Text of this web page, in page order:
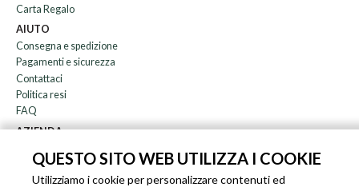
QUESTO SITO WEB UTILIZZA I COOKIE
Utilizziamo i cookie per personalizzare contenuti ed
Carta Regalo
AIUTO
Consegna e spedizione
Pagamenti e sicurezza
Contattaci
Politica resi
FAQ
AZIENDA
Chi siamo
Blog